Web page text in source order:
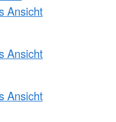
Ansicht
Ansicht
Ansicht